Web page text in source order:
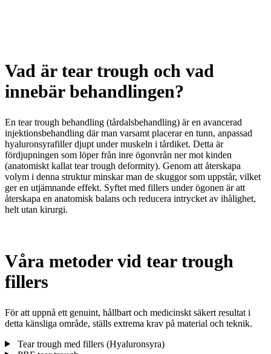
Vad är tear trough och vad
innebär behandlingen?
En tear trough behandling (tårdalsbehandling) är en avancerad
injektionsbehandling där man varsamt placerar en tunn, anpassad
hyaluronsyrafiller djupt under muskeln i tårdiket. Detta är
fördjupningen som löper från inre ögonvrån ner mot kinden
(anatomiskt kallat tear trough deformity). Genom att återskapa
volym i denna struktur minskar man de skuggor som uppstår, vilket
ger en utjämnande effekt. Syftet med fillers under ögonen är att
återskapa en anatomisk balans och reducera intrycket av ihålighet,
helt utan kirurgi.
Våra metoder vid tear trough
fillers
För att uppnå ett genuint, hållbart och medicinskt säkert resultat i
detta känsliga område, ställs extrema krav på material och teknik.
Tear trough med fillers (Hyaluronsyra)